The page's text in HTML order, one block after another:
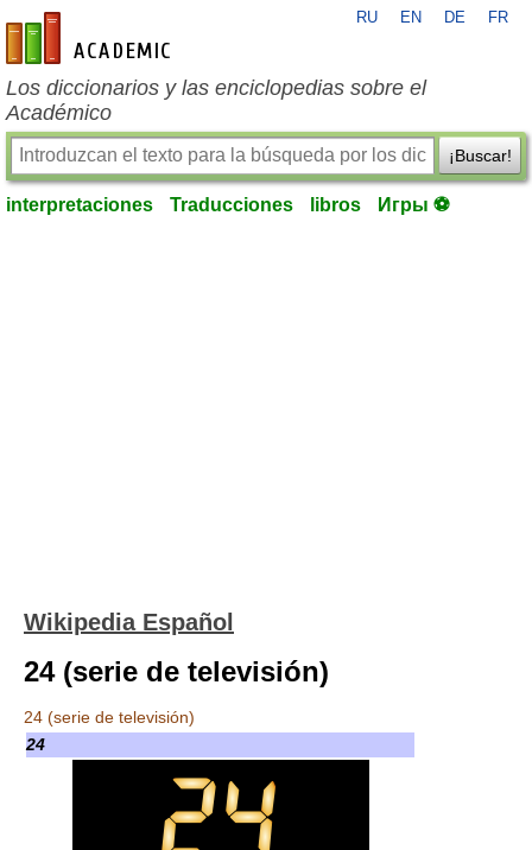
es-academic.com
RU EN DE FR
Los diccionarios y las enciclopedias sobre el
Académico
¡Buscar!
interpretaciones Traducciones libros Игры ⚽
Wikipedia Español
24 (serie de televisión)
24 (serie de televisión)
24